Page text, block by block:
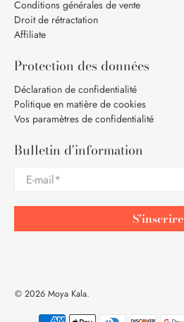
Conditions générales de vente
Droit de rétractation
Affiliate
Protection des données
Déclaration de confidentialité
Politique en matière de cookies
Vos paramètres de confidentialité
Bulletin d'information
E-mail*
S'inscrire
© 2026Moya Kala.